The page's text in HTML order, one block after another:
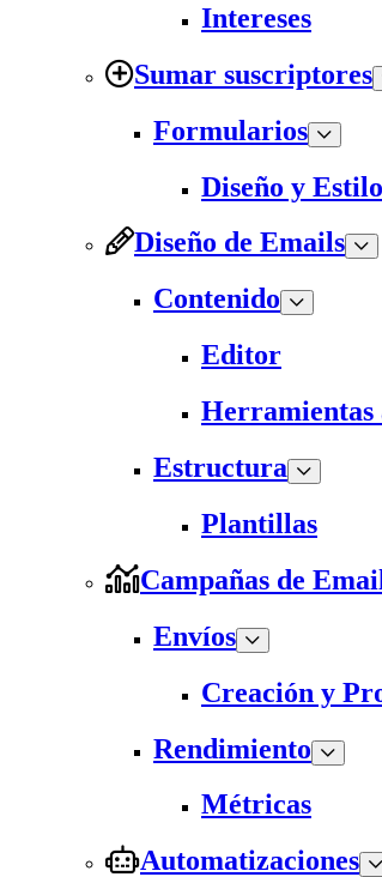
Intereses
Sumar suscriptores
Formularios
Diseño y Estilo
Diseño de Emails
Contenido
Editor
Herramientas
Estructura
Plantillas
Campañas de
Envíos
Creación y
Rendimiento
Métricas
Automatizaciones